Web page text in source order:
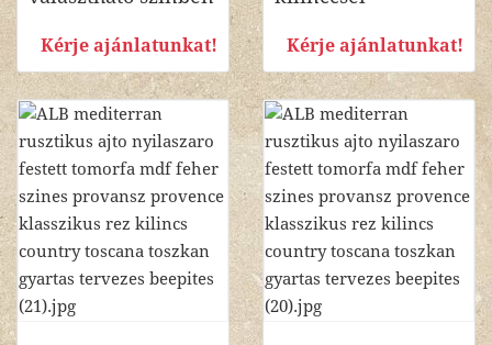
Kérje ajánlatunkat! Kérje ajánlatunkat!